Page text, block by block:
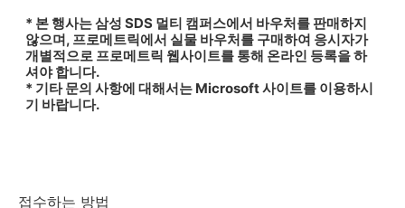
* 본 행사는 삼성 SDS 멀티 캠퍼스에서 바우처를 판매하지
않으며, 프로메트릭에서 실물 바우처를 구매하여 응시자가
개별적으로 프로메트릭 웹사이트를 통해 온라인 등록을 하
셔야 합니다.
* 기타 문의 사항에 대해서는 Microsoft 사이트를 이용하시
기 바랍니다.
접수하는 방법